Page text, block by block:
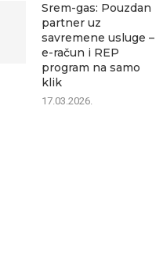
Srem-gas: Pouzdan
partner uz
savremene usluge –
e-račun i REP
program na samo
klik
17.03.2026.